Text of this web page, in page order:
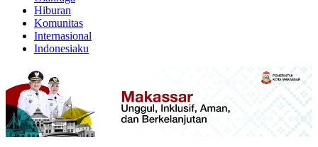
Hiburan
Komunitas
Internasional
Indonesiaku